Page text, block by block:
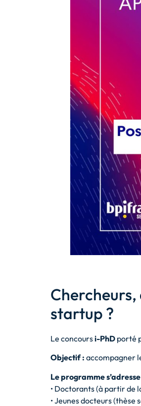
startup ?
Le concoursi-PhD porté
Objectif : accompagner
Le programme
• Doctorants (à partir de
• Jeunes docteurs (thèse